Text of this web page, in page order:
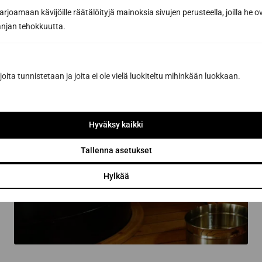
kävijöille räätälöityjä mainoksia sivujen perusteella, joilla he
tehokkuutta.
tunnistetaan ja joita ei ole vielä luokiteltu mihinkään luokkaan.
Hylkää
Tallenna asetukset
Hyväksy kaikki